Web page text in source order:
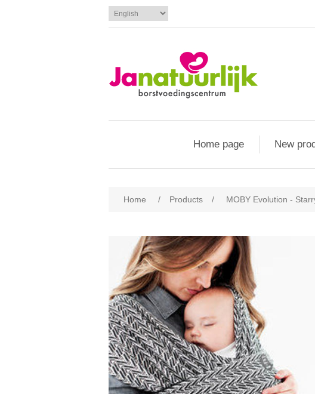
Home page New
Home / Products / MOBY Evolution -